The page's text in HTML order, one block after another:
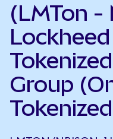
(LMTon -
Group